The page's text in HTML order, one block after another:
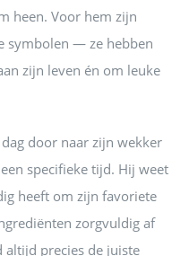
heen. Voor hem zijn
symbolen — ze hebben
zijn leven én om leuke
door naar zijn wekker
specifieke tijd. Hij weet
heeft om zijn favoriete
zorgvuldig af
precies de juiste